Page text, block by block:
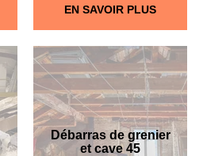
EN SAVOIR PLUS
Débarras de grenier
et cave 45